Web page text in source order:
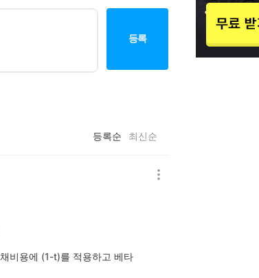
등록
등록순 최신순
비용에 (1-t)를 적용하고 베타